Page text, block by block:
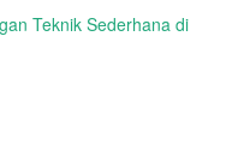
Teknik Sederhana di